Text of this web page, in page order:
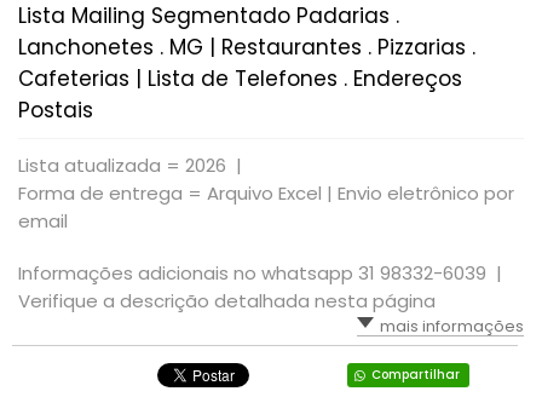
Lista Mailing Segmentado Padarias .
Lanchonetes . MG | Restaurantes . Pizzarias .
Cafeterias | Lista de Telefones . Endereços
Postais
Lista atualizada = 2026 |
Forma de entrega = Arquivo Excel | Envio eletrônico por
email
Informações adicionais no whatsapp 31 98332-6039 |
Verifique a descrição detalhada nesta página
mais informações
Compartilhar